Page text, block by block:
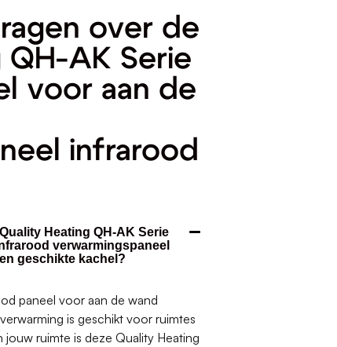
over de
AK Serie
voor aan de
infrarood
Heating QH-AK Serie
verwarmingspaneel
geschikte kachel?
paneel voor aan de wand
is geschikt voor ruimtes
jouw ruimte is deze Quality Heating